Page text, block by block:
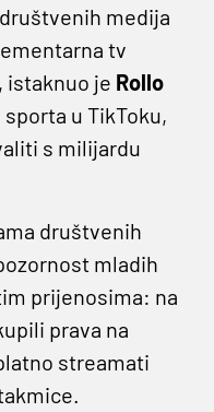
medija
tv
istaknuo je Rollo
u TikToku,
s milijardu
društvenih
mladih
prijenosima: na
prava na
streamati